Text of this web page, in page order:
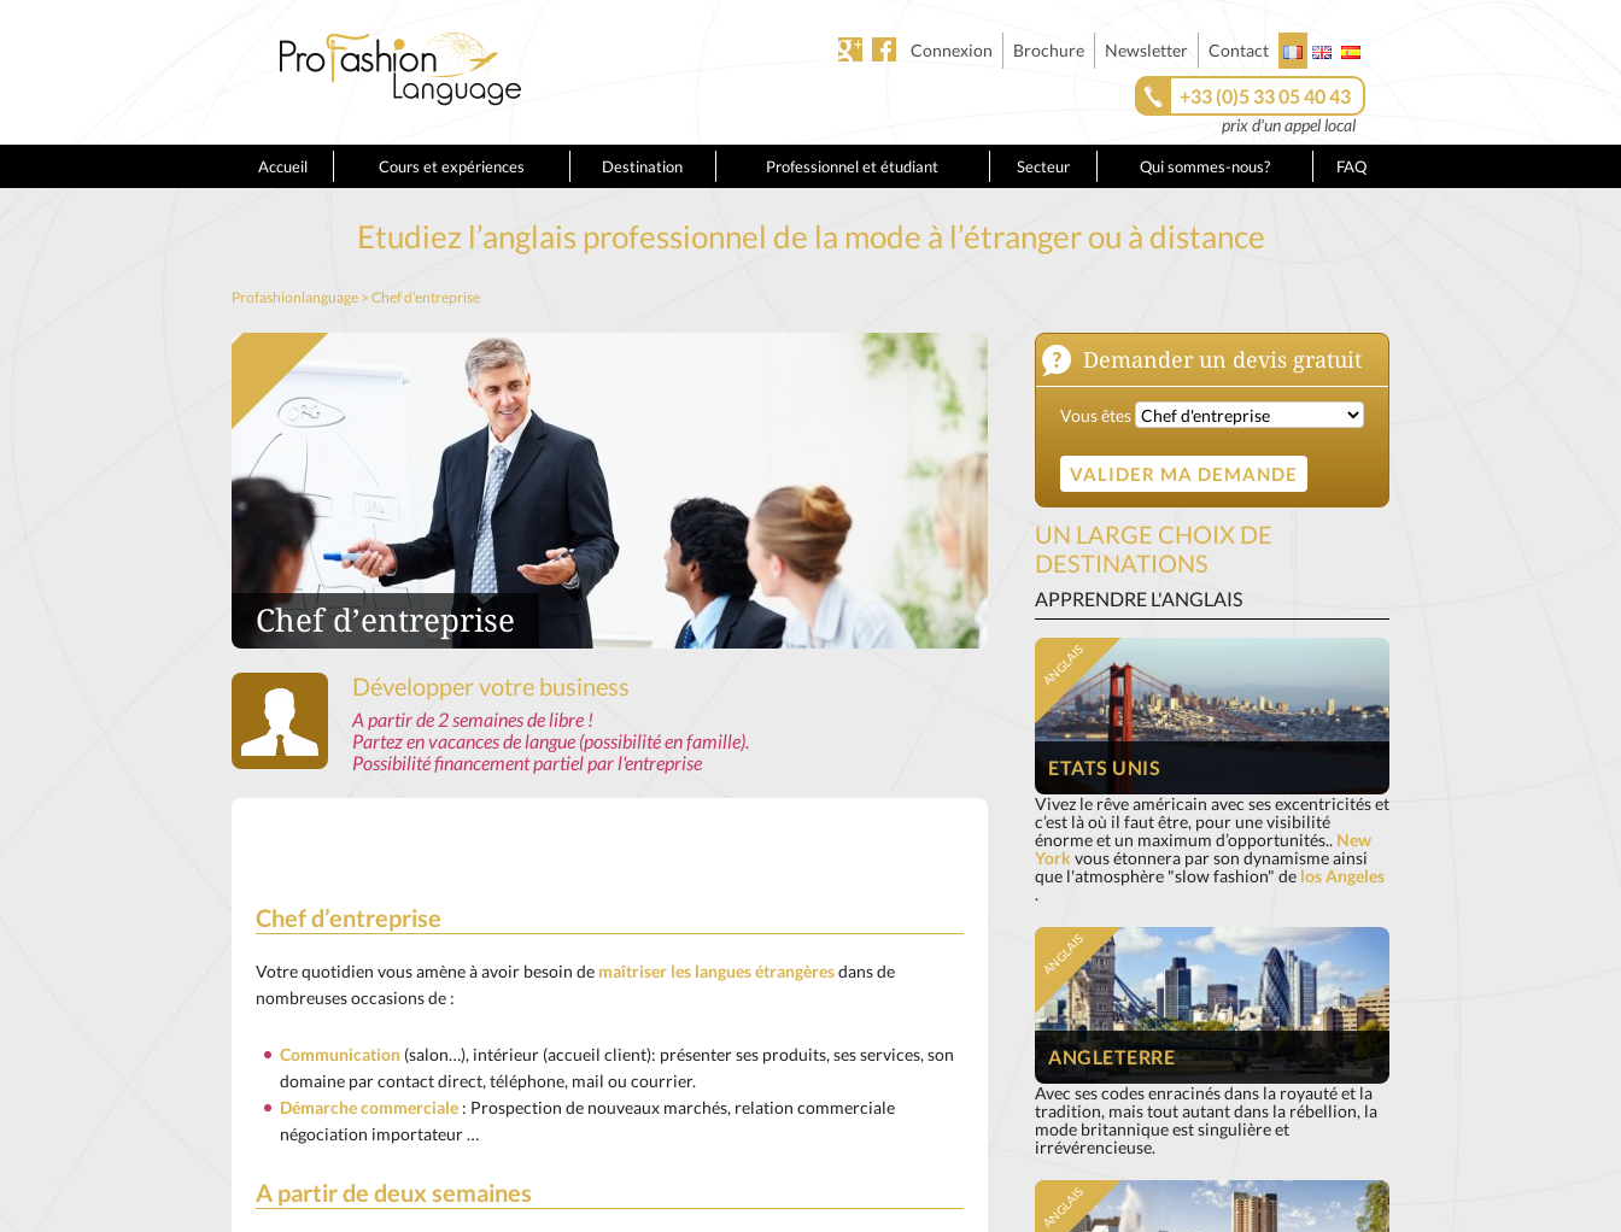
Connexion Brochure Newsletter Contact
+33 (0)5 33 05 40 43
prix d'un appel local
Accueil Cours et expériences Destination Professionnel et étudiant Secteur Qui sommes-nous? FAQ
Etudiez l’anglais professionnel de la mode à l’étranger ou à distance
Profashionlanguage > Chef d’entreprise
Chef d’entreprise
Développer votre business
A partir de 2 semaines de libre !
Partez en vacances de langue (possibilité en famille).
Possibilité financement partiel par l'entreprise
Chef d’entreprise
Votre quotidien vous amène à avoir besoin de maîtriser les langues étrangèresdans de
nombreuses occasions de :
Communication (salon…), intérieur (accueil client): présenter ses produits, ses services, son
domaine par contact direct, téléphone, mail ou courrier.
Démarche commerciale : Prospection de nouveaux marchés, relation commerciale
négociation importateur …
A partir de deux semaines
Demander un devis gratuit
Vous êtes
UN LARGE CHOIX DE
DESTINATIONS
APPRENDRE L'ANGLAIS
ANGLAIS
ETATS UNIS
Vivez le rêve américain avec ses excentricités et
c’est là où il faut être, pour une visibilité
énorme et un maximum d’opportunités.. New
York vous étonnera par son dynamisme ainsi
que l'atmosphère "slow fashion" de los Angeles
.
ANGLAIS
ANGLETERRE
Avec ses codes enracinés dans la royauté et la
tradition, mais tout autant dans la rébellion, la
mode britannique est singulière et
irrévérencieuse.
ANGLAIS